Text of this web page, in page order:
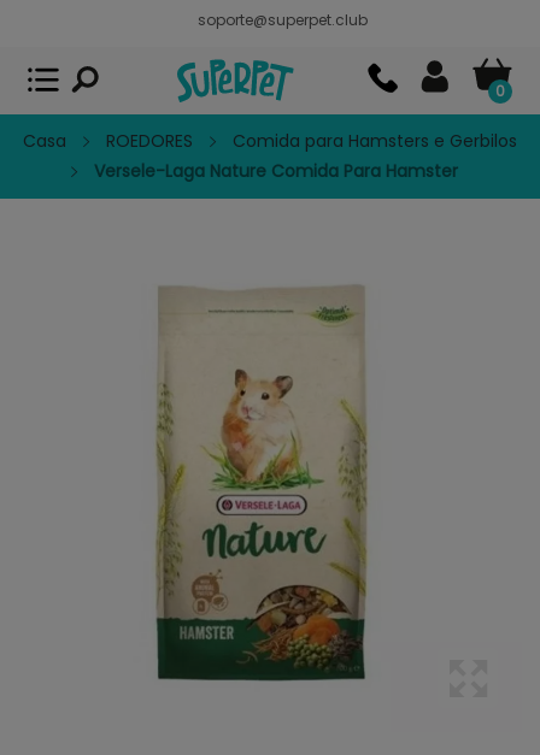
soporte@superpet.club
0
Casa ROEDORES
Comida para Hamsters e Gerbilos
Versele-Laga Nature Comida Para Hamster
Superpet, comida para mascotas
APP GRATIS - En Google Play